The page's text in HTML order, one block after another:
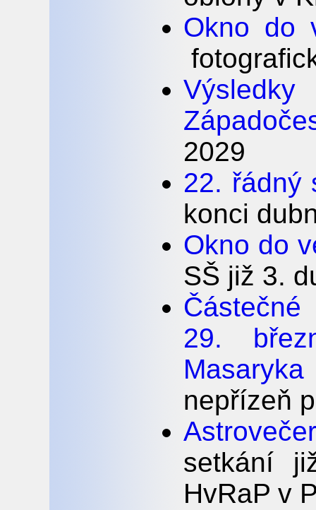
Okno do
2029
22. řádný
konci
Okno do
SŠ již 3.
29.
nepřízeň
setkání
HvRaP v